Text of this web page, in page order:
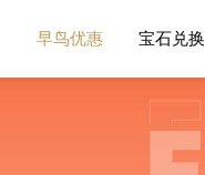
早鸟优惠 宝石兑换